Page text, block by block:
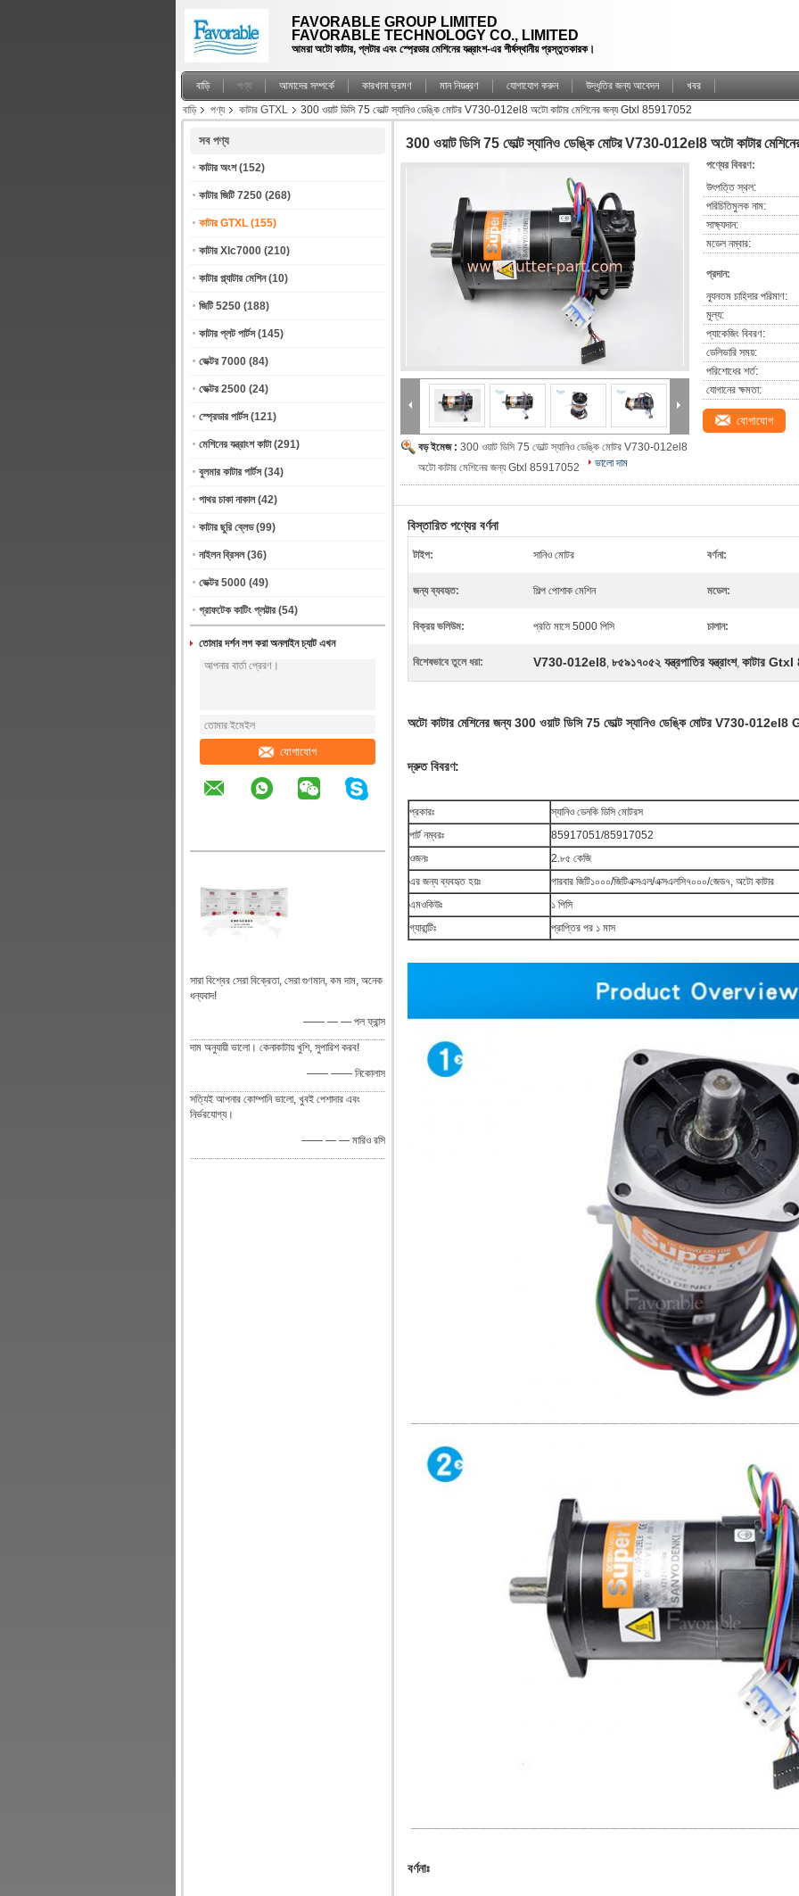
FAVORABLE GROUP LIMITED
FAVORABLE TECHNOLOGY CO., LIMITED
আমরা অটো কাটার, প্লটার এবং স্প্রেডার মেশিনের যন্ত্রাংশ-এর শীর্ষস্থানীয় প্রস্তুতকারক।
বাড়ি পণ্য আমাদের সম্পর্কে কারখানা ভ্রমণ মান নিয়ন্ত্রণ যোগাযোগ করুন উদ্ধৃতির জন্য আবেদন
খবর
বাড়ি
পণ্য কাটার GTXL 300 ওয়াট ডিসি 75 ভোল্ট স্যানিও ডেঙ্কি মোটর V730-012el8 অটো কাটার মেশিনের জন্য Gtxl 85917052
সব পণ্য
কাটার অংশ (152)
কাটার জিটি 7250 (268)
কাটার GTXL (155)
কাটার Xlc7000 (210)
কাটার প্ল্যাটার মেশিন (10)
জিটি 5250 (188)
কাটার প্লট পার্টস (145)
ভেক্টর 7000 (84)
ভেক্টর 2500 (24)
স্প্রেডার পার্টস (121)
মেশিনের যন্ত্রাংশ কাটা (291)
বুলমার কাটার পার্টস (34)
পাথর চাকা নাকাল (42)
কাটার ছুরি ব্লেড (99)
নাইলন ব্রিসল (36)
ভেক্টর 5000 (49)
গ্রাফটেক কাটিং প্লট্টার (54)
তোমার দর্শন লগ করা অনলাইন চ্যাট এখন
যোগাযোগ
সারা বিশ্বের সেরা বিক্রেতা, সেরা গুণমান, কম দাম, অনেক
ধন্যবাদ!
—— — — পল ফ্রান্স
দাম অনুযায়ী ভালো। কেনাকাটায় খুশি, সুপারিশ করব!
—— —— নিকোলাস
সত্যিই আপনার কোম্পানি ভালো, খুবই পেশাদার এবং
নির্ভরযোগ্য।
—— — — মারিও রসি
300 ওয়াট ডিসি 75 ভোল্ট স্যানিও ডেঙ্কি মোটর V730-012el8 অটো কাটার
বড় ইমেজ : 300 ওয়াট ডিসি 75 ভোল্ট স্যানিও ডেঙ্কি মোটর V730-012el8
অটো কাটার মেশিনের জন্য Gtxl 85917052
ভালো দাম
পণ্যের বিবরণ:
উৎপত্তি স্থল:
পরিচিতিমুলক নাম:
সাক্ষ্যদান:
মডেল নম্বার:
প্রদান:
ন্যূনতম চাহিদার পরিমাণ:
মূল্য:
প্যাকেজিং বিবরণ:
ডেলিভারি সময়:
পরিশোধের শর্ত:
যোগানের ক্ষমতা:
যোগাযোগ
বিস্তারিত পণ্যের বর্ণনা
টাইপ: সানিও মোটর বর্ণনা:
জন্য ব্যবহৃত: শিল্প পোশাক মেশিন মডেল:
বিক্রয় ভলিউম: প্রতি মাসে 5000 পিসি চালান:
বিশেষভাবে তুলে ধরা: V730-012el8, ৮৫৯১৭০৫২ যন্ত্রপাতির যন্ত্রাংশ, কাটার
অটো কাটার মেশিনের জন্য 300 ওয়াট ডিসি 75 ভোল্ট স্যানিও ডেঙ্কি মোটর V730-
দ্রুত বিবরণ:
প্রকারঃ
স্যানিও ডেনকি ডিসি মোটরস
পার্ট নম্বরঃ
85917051/85917052
ওজনঃ
2.৮৫ কেজি
এর জন্য ব্যবহৃত হয়ঃ
গারবার জিটি১০০০/জিটিএক্সএল/এক্সএলসি৭০০০/জেড৭, অটো কাটার
এমওকিউঃ
১ পিসি
গ্যারান্টিঃ
প্রাপ্তির পর ১ মাস
বর্ণনাঃ